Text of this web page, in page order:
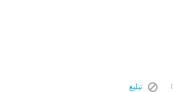
تبليغ